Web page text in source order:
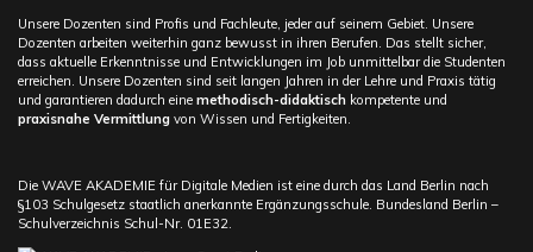
Unsere Dozenten sind Profis und Fachleute, jeder auf seinem Gebiet. Unsere
Dozenten arbeiten weiterhin ganz bewusst in ihren Berufen. Das stellt sicher,
dass aktuelle Erkenntnisse und Entwicklungen im Job unmittelbar die Studenten
erreichen. Unsere Dozenten sind seit langen Jahren in der Lehre und Praxis tätig
und garantieren dadurch eine methodisch-didaktisch kompetente und
praxisnahe Vermittlung von Wissen und Fertigkeiten.
Die WAVE AKADEMIE für Digitale Medien ist eine durch das Land Berlin nach
§103 Schulgesetz staatlich anerkannte Ergänzungsschule. Bundesland Berlin –
Schulverzeichnis Schul-Nr. 01E32.